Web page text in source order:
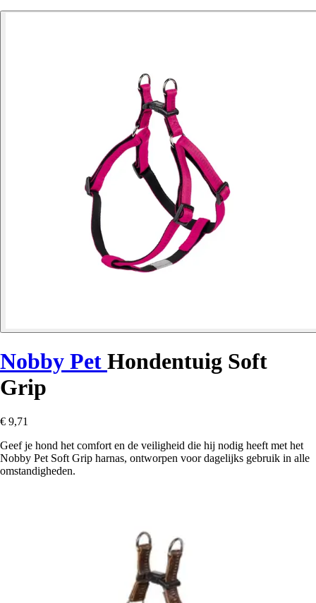
Nobby Pet Hondentuig Soft
Grip
€ 9,71
Geef je hond het comfort en de veiligheid die hij nodig heeft met het
Nobby Pet Soft Grip harnas, ontworpen voor dagelijks gebruik in alle
omstandigheden.